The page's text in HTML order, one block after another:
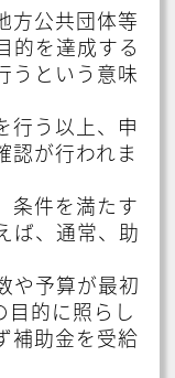
方公共団体等
的を達成する
うという意味
行う以上、申
認が行われま
条件を満たす
ば、通常、助
や予算が最初
目的に照らし
補助金を受給